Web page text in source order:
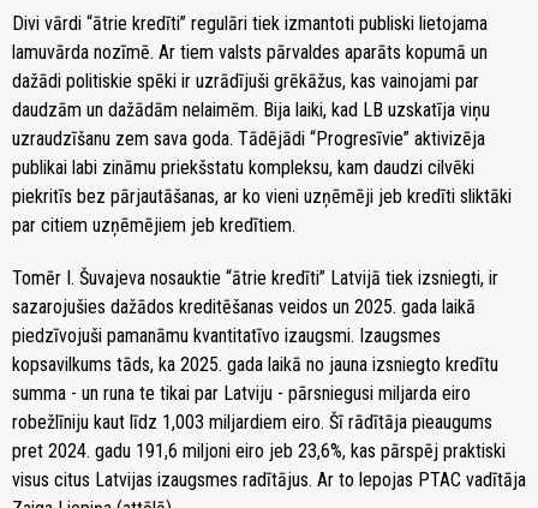
Divi vārdi “ātrie kredīti” regulāri tiek izmantoti publiski lietojama
lamuvārda nozīmē. Ar tiem valsts pārvaldes aparāts kopumā un
dažādi politiskie spēki ir uzrādījuši grēkāžus, kas vainojami par
daudzām un dažādām nelaimēm. Bija laiki, kad LB uzskatīja viņu
uzraudzīšanu zem sava goda. Tādējādi “Progresīvie” aktivizēja
publikai labi zināmu priekšstatu kompleksu, kam daudzi cilvēki
piekritīs bez pārjautāšanas, ar ko vieni uzņēmēji jeb kredīti sliktāki
par citiem uzņēmējiem jeb kredītiem.
Tomēr I. Šuvajeva nosauktie “ātrie kredīti” Latvijā tiek izsniegti, ir
sazarojušies dažādos kreditēšanas veidos un 2025. gada laikā
piedzīvojuši pamanāmu kvantitatīvo izaugsmi. Izaugsmes
kopsavilkums tāds, ka 2025. gada laikā no jauna izsniegto kredītu
summa - un runa te tikai par Latviju - pārsniegusi miljarda eiro
robežlīniju kaut līdz 1,003 miljardiem eiro. Šī rādītāja pieaugums
pret 2024. gadu 191,6 miljoni eiro jeb 23,6%, kas pārspēj praktiski
visus citus Latvijas izaugsmes radītājus. Ar to lepojas PTAC vadītāja